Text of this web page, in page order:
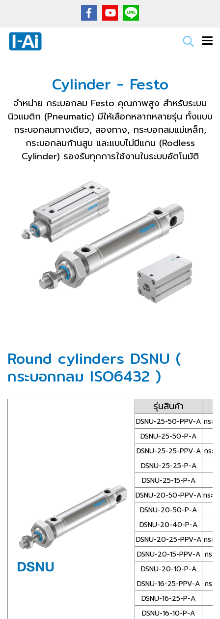
Cylinder - Festo
จำหน่าย กระบอกลม Festo คุณภาพสูง สำหรับระบบ
นิวแมติก (Pneumatic) มีให้เลือกหลากหลายรุ่น ทั้งแบบ
กระบอกลมทางเดียว, สองทาง, กระบอกลมแม่เหล็ก,
กระบอกลมก้านสูบ และแบบไม่มีแกน (Rodless
Cylinder) รองรับทุกการใช้งานในระบบอัตโนมัติ
Round cylinders DSNU (
กระบอกกลม ISO6432 )
รุ่นสินค้า
DSNU-25-50-PPV-A กระ
DSNU-25-50-P-A
DSNU-25-25-PPV-A กระ
DSNU-25-25-P-A
DSNU-25-15-P-A
DSNU-20-50-PPV-Aกระ
DSNU-20-50-P-A
DSNU-20-40-P-A
DSNU-20-25-PPV-A กระ
DSNU-20-15-PPV-A กระ
DSNU-20-10-P-A
DSNU-16-25-PPV-A กระ
DSNU-16-25-P-A
DSNU-16-10-P-A